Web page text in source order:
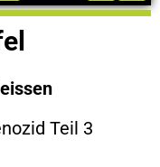
Teil 3